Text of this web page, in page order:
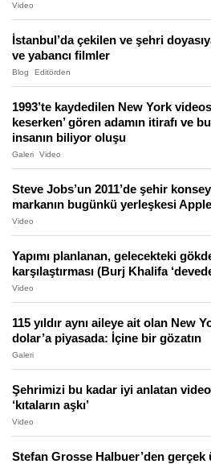
Video
İstanbul’da çekilen ve şehri
ve yabancı filmler
Blog Editörden
1993’te kaydedilen New York
keserken’ gören adamın itirafı ve
insanın biliyor oluşu
Galeri Video
Steve Jobs’un 2011’de şehir
markanın bugünkü yerleşkesi
Video
Yapımı planlanan, gelecekteki
karşılaştırması (Burj Khalifa
Video
115 yıldır aynı aileye ait olan New
dolar’a piyasada: İçine bir gözatın
Galeri
Şehrimizi bu kadar iyi anlatan
‘kıtaların aşkı’
Video
Stefan Grosse Halbuer’den